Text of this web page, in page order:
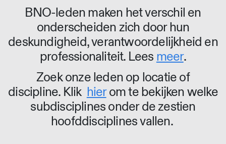
BNO-leden maken het verschil en
onderscheiden zich door hun
deskundigheid, verantwoordelijkheid en
professionaliteit. Lees meer.
Zoek onze leden op locatie of
discipline. Klik hierom te bekijken welke
subdisciplines onder de zestien
hoofddisciplines vallen.